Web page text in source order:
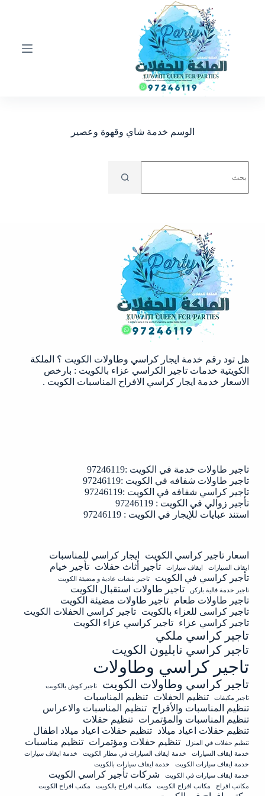
الوسم خدمة شاي وقهوة وعصير
results
هل تود رقم خدمة ايجار كراسي وطاولات الكويت ؟ الملكة
الكويتية خدمات تاجير الكراسي عزاء بالكويت : بارخص
الاسعار خدمة ايجار كراسي الافراح المناسبات الكويت .
تاجير طاولات خدمة في الكويت :97246119
تاجير طاولات شفافه في الكويت :97246119
تاجير كراسي شفافه في الكويت :97246119
تأجير زوالي في الكويت : 97246119
استند عبايات للإيجار في الكويت : 97246119
اسعار تاجير كراسي الكويت ايجار كراسي للمناسبات
ايقاف السيارات ايقاف سيارات تأجير أثاث حفلات تأجير خيام
تأجير كراسي في الكويت
تاجير بنشات عادية و مضيئة الكويت
تاجير خدمة فالية باركن
تاجير طاولات استقبال الكويت
تاجير طاولات طعام تاجير طاولات مضيئة الكويت
تاجير كراسى للعزاء بالكويت تاجير كراسي الحفلات الكويت
تاجير كراسي عزاء تاجير كراسي عزاء الكويت
تاجير كراسي ملكي
تاجير كراسي نابليون الكويت
تاجير كراسي وطاولات
تاجير كراسي وطاولات الكويت
تاجير كوش بالكويت
تاجير مكيفات
تنظيم الحفلات تنظيم المناسبات
تنظيم المناسبات والأفراح تنظيم المناسبات والاعراس
تنظيم المناسبات والمؤتمرات تنظيم حفلات
تنظيم حفلات اعياد ميلاد تنظيم حفلات اعياد ميلاد اطفال
تنظيم حفلات في المنزل تنظيم حفلات ومؤتمرات تنظيم مناسبات
خدمة ايقاف السيارات خدمة ايقاف السيارات في مطار الكويت
خدمة ايقاف سيارات
خدمة ايقاف سيارات الكويت
خدمة ايقاف سيارات بالكويت
خدمة ايقاف سيارات في الكويت
شركات تأجير كراسي الكويت
مكاتب افراح مكاتب افراح الكويت مكاتب افراح بالكويت مكتب افراح الكويت